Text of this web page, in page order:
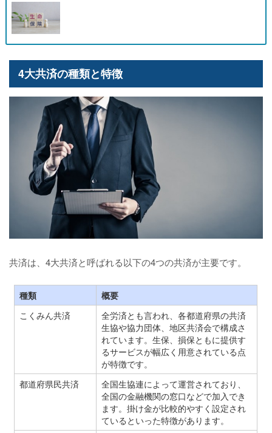
4大共済の種類と特徴
共済は、4大共済と呼ばれる以下の4つの共済が主要です。
種類
概要
こくみん共済
全労済とも言われ、各都道府県の共済
生協や協力団体、地区共済会で構成さ
れています。生保、損保ともに提供す
るサービスが幅広く用意されている点
が特徴です。
都道府県民共済
全国生協連によって運営されており、
全国の金融機関の窓口などで加入でき
ます。掛け金が比較的やすく設定され
ているといった特徴があります。